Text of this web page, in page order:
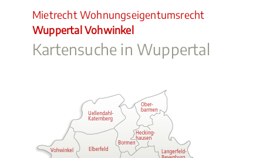
Mietrecht Wohnungseigentumsrecht
Wuppertal Vohwinkel
Kartensuche in Wuppertal